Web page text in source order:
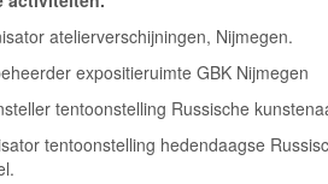
atelierverschijningen, Nijmegen.
expositieruimte GBK Nijmegen
tentoonstelling Russische
tentoonstelling hedendaagse